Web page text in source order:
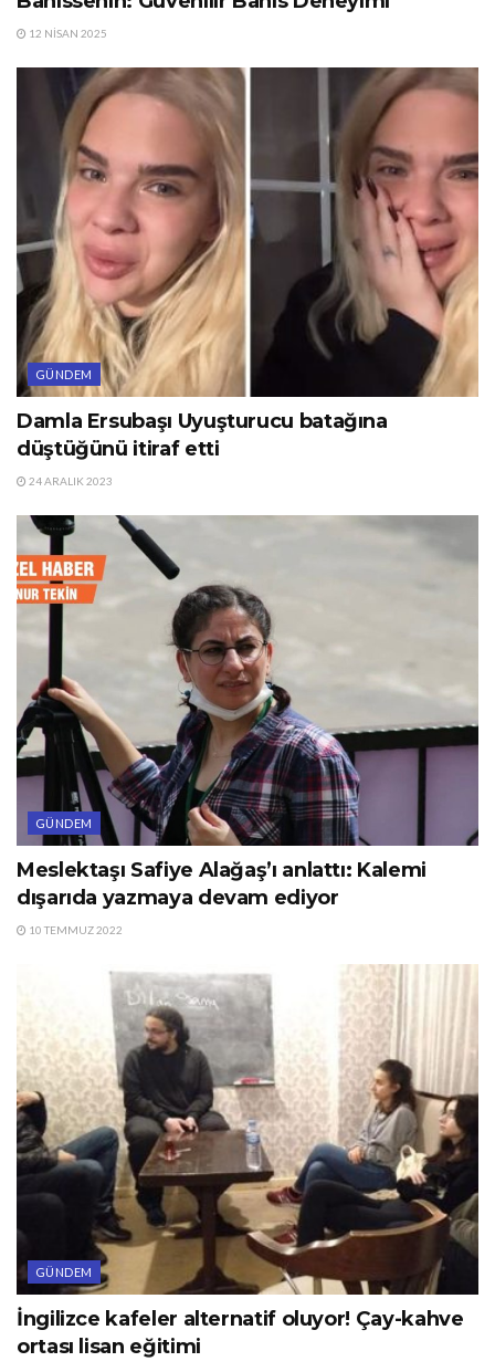
12 NISAN 2025
GÜNDEM
Damla Ersubaşı Uyuşturucu batağına
düştüğünü itiraf etti
24 ARALIK 2023
GÜNDEM
Meslektaşı Safiye Alağaş’ı anlattı: Kalemi
dışarıda yazmaya devam ediyor
10 TEMMUZ 2022
GÜNDEM
İngilizce kafeler alternatif oluyor! Çay-kahve
ortası lisan eğitimi